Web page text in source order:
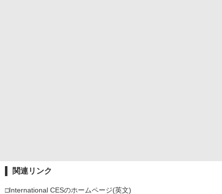
関連リンク
□International CESのホームページ(英文)